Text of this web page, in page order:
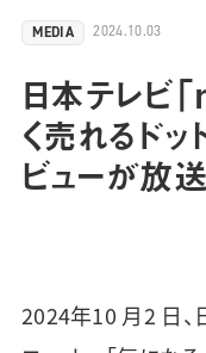
MEDIA 2024.10.03
日本テレビ
く売れるド
ビューが放
2024年10 月2 日、